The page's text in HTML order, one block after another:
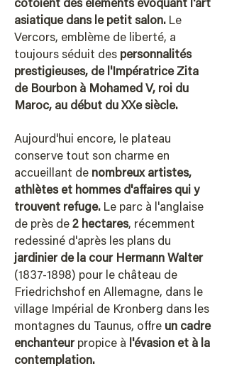
côtoient des éléments évoquant l'art
asiatique dans le petit salon.Le
Vercors, emblème de liberté, a
toujours séduit des personnalités
prestigieuses, de l'Impératrice Zita
de Bourbon à Mohamed V, roi du
Maroc, au début du XXe siècle.
Aujourd'hui encore, le plateau
conserve tout son charme en
accueillant de nombreux artistes,
athlètes et hommes d'affaires qui y
trouvent refuge. Le parc à l'anglaise
de près de 2 hectares, récemment
redessiné d'après les plans du
jardinier de la cour Hermann Walter
(1837-1898) pour le château de
Friedrichshof en Allemagne, dans le
village Impérial de Kronberg dans les
montagnes du Taunus, offre un cadre
enchanteurpropice à l'évasion et à la
contemplation.